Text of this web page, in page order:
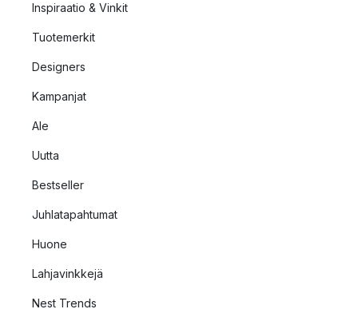
Inspiraatio & Vinkit
Tuotemerkit
Designers
Kampanjat
Ale
Uutta
Bestseller
Juhlatapahtumat
Huone
Lahjavinkkejä
Nest Trends